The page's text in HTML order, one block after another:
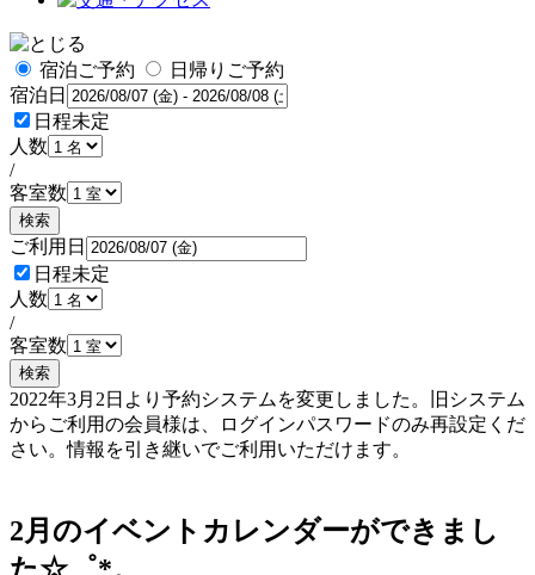
宿泊ご予約
日帰りご予約
宿泊日
日程未定
人数
/
客室数
検索
ご利用日
日程未定
人数
/
客室数
検索
2022年3月2日より予約システムを変更しました。旧システム
からご利用の会員様は、ログインパスワードのみ再設定くだ
さい。情報を引き継いでご利用いただけます。
2月のイベントカレンダーができまし
た☆゜*。